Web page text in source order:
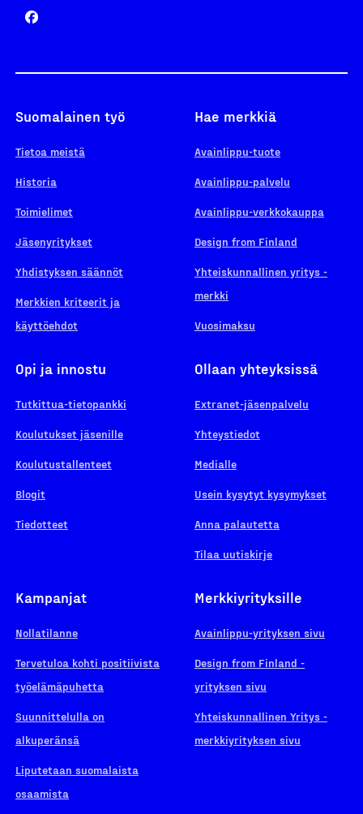
Suomalainen työ
Tietoa meistä
Historia
Toimielimet
Jäsenyritykset
Yhdistyksen säännöt
Merkkien kriteerit ja
käyttöehdot
Hae merkkiä
Avainlippu-tuote
Avainlippu-palvelu
Avainlippu-verkkokauppa
Design from Finland
Yhteiskunnallinen yritys -
merkki
Vuosimaksu
Opi ja innostu
Tutkittua-tietopankki
Koulutukset jäsenille
Koulutustallenteet
Blogit
Tiedotteet
Ollaan yhteyksissä
Extranet-jäsenpalvelu
Yhteystiedot
Medialle
Usein kysytyt kysymykset
Anna palautetta
Tilaa uutiskirje
Kampanjat
Nollatilanne
Tervetuloa kohti positiivista
työelämäpuhetta
Suunnittelulla on
alkuperänsä
Liputetaan suomalaista
osaamista
Merkkiyrityksille
Avainlippu-yrityksen sivu
Design from Finland -
yrityksen sivu
Yhteiskunnallinen Yritys -
merkkiyrityksen sivu